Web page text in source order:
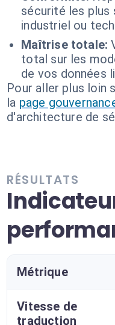
sécurité les
industriel ou
Maîtrise totale:
total sur les
de vos données
Pour aller plus loin
la page
d'architecture de
RÉSULTATS
Métrique
Vitesse de
traduction